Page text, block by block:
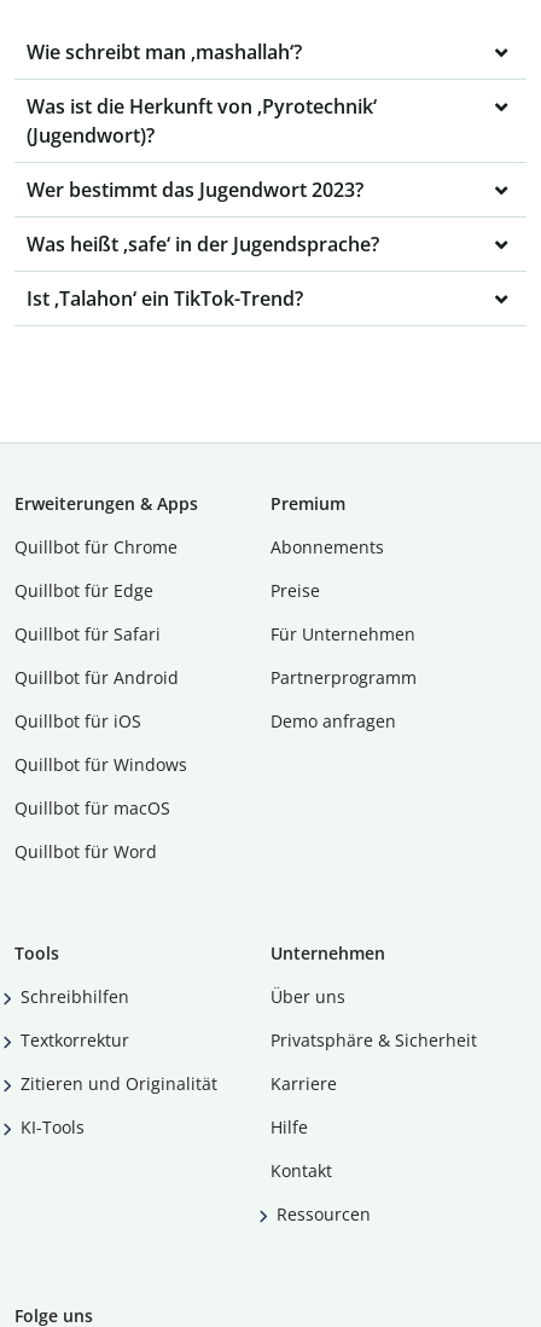
Wie schreibt man ‚mashallah‘?
Was ist die Herkunft von ‚Pyrotechnik‘
(Jugendwort)?
Wer bestimmt das Jugendwort 2023?
Was heißt ‚safe‘ in der Jugendsprache?
Ist ‚Talahon‘ ein TikTok-Trend?
Erweiterungen & Apps
Quillbot für Chrome
Quillbot für Edge
Quillbot für Safari
Quillbot für Android
Quillbot für iOS
Quillbot für Windows
Quillbot für macOS
Quillbot für Word
Premium
Abon­ne­ments
Preise
Für Unternehmen
Partnerprogramm
Demo anfragen
Tools
Schreibhilfen
Textkorrektur
Zitieren und Originalität
KI-Tools
Unternehmen
Über uns
Privatsphäre & Sicherheit
Karriere
Hilfe
Kontakt
Ressourcen
Folge uns